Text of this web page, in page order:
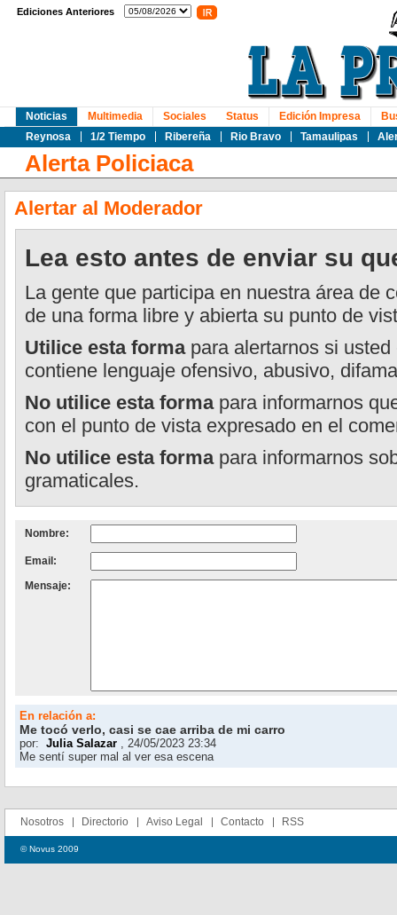
Ediciones Anteriores
Noticias
Reynosa
1/2 Tiempo Ribereña Rio Bravo Tamaulipas
Multimedia Sociales Status Edición Impresa
Alerta Policiaca
Alertar al Moderador
Lea esto antes de enviar su
La gente que participa en nuestra área de
de una forma libre y abierta su punto de
Utilice esta formapara alertarnos si usted
contiene lenguaje ofensivo, abusivo,
No utilice esta formapara informarnos
con el punto de vista expresado en el
No utilice esta formapara informarnos
gramaticales.
Nombre:
Email:
Mensaje:
En relación a:
Me tocó verlo, casi se cae arriba de mi carro
por: Julia Salazar , 24/05/2023 23:34
Me sentí super mal al ver esa escena
Nosotros Directorio Aviso Legal Contacto RSS
© Novus 2009